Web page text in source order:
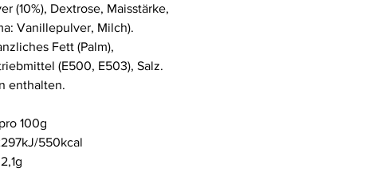
(10%), Dextrose, Maisstärke,
Vanillepulver, Milch).
Fett (Palm),
(E500, E503), Salz.
enthalten.
100g
550kcal